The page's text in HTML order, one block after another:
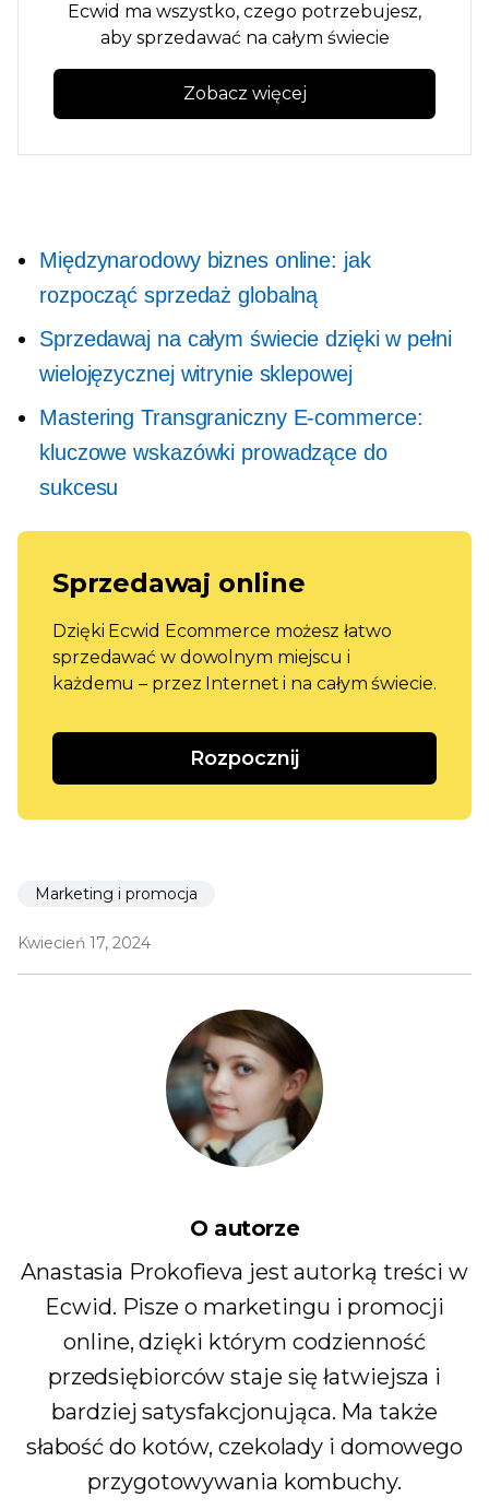
Ecwid ma wszystko, czego potrzebujesz,
aby sprzedawać na całym świecie
Zobacz więcej
Międzynarodowy biznes online: jak
rozpocząć sprzedaż globalną
Sprzedawaj na całym świecie dzięki w pełni
wielojęzycznej witrynie sklepowej
MasteringTransgranicznyE-commerce:
kluczowe wskazówki prowadzące do
sukcesu
Sprzedawaj online
Dzięki Ecwid Ecommerce możesz łatwo
sprzedawać w dowolnym miejscu i
każdemu – przez Internet i na całym świecie.
Rozpocznij
Marketing i promocja
Kwiecień 17, 2024
O autorze
Anastasia Prokofieva jest autorką treści w
Ecwid. Pisze o marketingu i promocji
online, dzięki którym codzienność
przedsiębiorców staje się łatwiejsza i
bardziej satysfakcjonująca. Ma także
słabość do kotów, czekolady i domowego
przygotowywania kombuchy.